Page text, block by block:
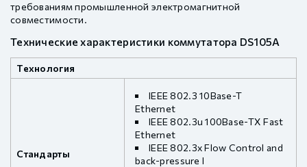
требованиям промышленной электромагнитной
совместимости.
Технические характеристики коммутатора DS105A
Технология
Стандарты
IEEE 802.3 10Base-T
Ethernet
IEEE 802.3u 100Base-TX Fast
Ethernet
IEEE 802.3x Flow Control and
back-pressure I